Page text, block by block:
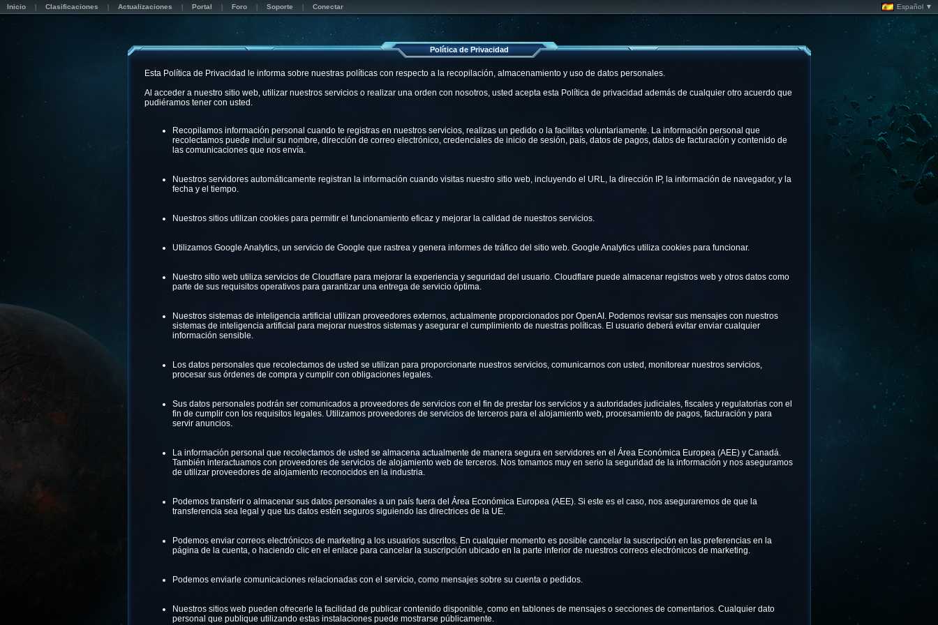
Inicio Clasificaciones Actualizaciones Portal Foro Soporte Conectar Español ▼
Política de Privacidad
Esta Política de Privacidad le informa sobre nuestras políticas con respecto a la recopilación, almacenamiento y uso de datos personales.
Al acceder a nuestro sitio web, utilizar nuestros servicios o realizar una orden con nosotros, usted acepta esta Política de privacidad además de cualquier otro acuerdo que
pudiéramos tener con usted.
Recopilamos información personal cuando te registras en nuestros servicios, realizas un pedido o la facilitas voluntariamente. La información personal que
recolectamos puede incluir su nombre, dirección de correo electrónico, credenciales de inicio de sesión, país, datos de pagos, datos de facturación y contenido de
las comunicaciones que nos envía.
Nuestros servidores automáticamente registran la información cuando visitas nuestro sitio web, incluyendo el URL, la dirección IP, la información de navegador, y la
fecha y el tiempo.
Nuestros sitios utilizan cookies para permitir el funcionamiento eficaz y mejorar la calidad de nuestros servicios.
Utilizamos Google Analytics, un servicio de Google que rastrea y genera informes de tráfico del sitio web. Google Analytics utiliza cookies para funcionar.
Nuestro sitio web utiliza servicios de Cloudflare para mejorar la experiencia y seguridad del usuario. Cloudflare puede almacenar registros web y otros datos como
parte de sus requisitos operativos para garantizar una entrega de servicio óptima.
Nuestros sistemas de inteligencia artificial utilizan proveedores externos, actualmente proporcionados por OpenAI. Podemos revisar sus mensajes con nuestros
sistemas de inteligencia artificial para mejorar nuestros sistemas y asegurar el cumplimiento de nuestras políticas. El usuario deberá evitar enviar cualquier
información sensible.
Los datos personales que recolectamos de usted se utilizan para proporcionarte nuestros servicios, comunicarnos con usted, monitorear nuestros servicios,
procesar sus órdenes de compra y cumplir con obligaciones legales.
Sus datos personales podrán ser comunicados a proveedores de servicios con el fin de prestar los servicios y a autoridades judiciales, fiscales y regulatorias con el
fin de cumplir con los requisitos legales. Utilizamos proveedores de servicios de terceros para el alojamiento web, procesamiento de pagos, facturación y para
servir anuncios.
La información personal que recolectamos de usted se almacena actualmente de manera segura en servidores en el Área Económica Europea (AEE) y Canadá.
También interactuamos con proveedores de servicios de alojamiento web de terceros. Nos tomamos muy en serio la seguridad de la información y nos aseguramos
de utilizar proveedores de alojamiento reconocidos en la industria.
Podemos transferir o almacenar sus datos personales a un país fuera del Área Económica Europea (AEE). Si este es el caso, nos aseguraremos de que la
transferencia sea legal y que tus datos estén seguros siguiendo las directrices de la UE.
Podemos enviar correos electrónicos de marketing a los usuarios suscritos. En cualquier momento es posible cancelar la suscripción en las preferencias en la
página de la cuenta, o haciendo clic en el enlace para cancelar la suscripción ubicado en la parte inferior de nuestros correos electrónicos de marketing.
Podemos enviarle comunicaciones relacionadas con el servicio, como mensajes sobre su cuenta o pedidos.
Nuestros sitios web pueden ofrecerle la facilidad de publicar contenido disponible, como en tablones de mensajes o secciones de comentarios. Cualquier dato
personal que publique utilizando estas instalaciones puede mostrarse públicamente.